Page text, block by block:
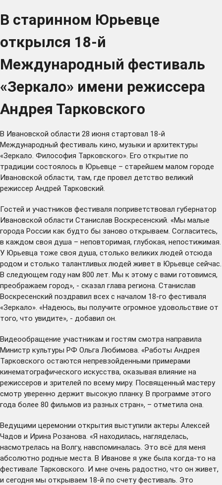
В старинном Юрьевце
открылся 18-й
Международный фестиваль
«Зеркало» имени режиссера
Андрея Тарковского
В Ивановской области 28 июня стартовал 18-й
Международный фестиваль кино, музыки и архитектуры
«Зеркало. Философия Тарковского». Его открытие по
традиции состоялось в Юрьевце – старейшем малом городе
Ивановской области, там, где провел детство великий
режиссер Андрей Тарковский.
Гостей и участников фестиваля поприветствовал губернатор
Ивановской области Станислав Воскресенский. «Мы малые
города России как будто бы заново открываем. Согласитесь,
в каждом своя душа – неповторимая, глубокая, непостижимая.
У Юрьевца тоже своя душа, столько великих людей отсюда
родом и столько талантливых людей живет в Юрьевце сейчас.
В следующем году нам 800 лет. Мы к этому с вами готовимся,
преображаем город», - сказал глава региона. Станислав
Воскресенский поздравил всех с началом 18-го фестиваля
«Зеркало». «Надеюсь, вы получите огромное удовольствие от
того, что увидите», - добавил он.
Видеообращение участникам и гостям смотра направила
Министр культуры РФ Ольга Любимова. «Работы Андрея
Тарковского остаются непревзойденными примерами
кинематографического искусства, оказывая влияние на
режиссеров и зрителей по всему миру. Посвященный мастеру
смотр уверенно держит высокую планку. В программе этого
года более 80 фильмов из разных стран», – отметила она.
Ведущими церемонии открытия выступили актеры Алексей
Чадов и Ирина Розанова. «Я находилась, нагляделась,
насмотрелась на Волгу, навспоминалась. Это всё для меня
абсолютно родные места. В Иванове я уже была когда-то на
фестивале Тарковского. И мне очень радостно, что он живет,
и сегодня мы открываем 18-й по счету фестиваль. Это